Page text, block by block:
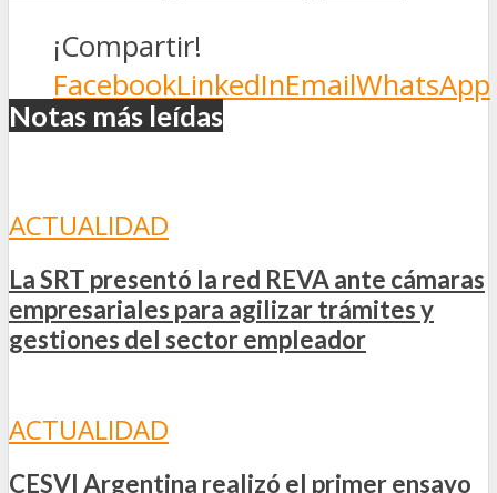
¡Compartir!
FacebookLinkedInEmailWhatsApp
Notas más leídas
ACTUALIDAD
La SRT presentó la red REVA ante cámaras
empresariales para agilizar trámites y
gestiones del sector empleador
ACTUALIDAD
CESVI Argentina realizó el primer ensayo